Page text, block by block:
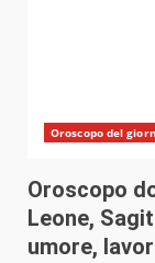
Oroscopo del
Oroscopo
Leone,
umore,